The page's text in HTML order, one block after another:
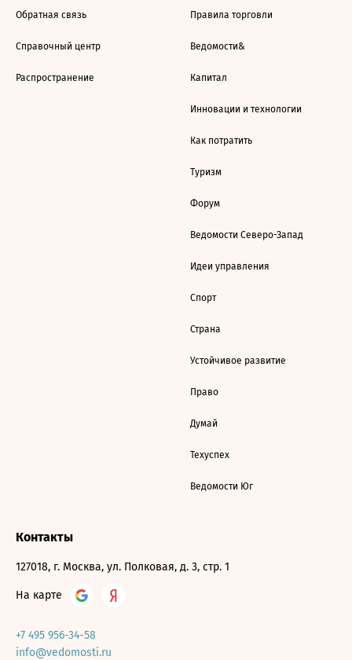
Обратная связь
Справочный центр
Распространение
Правила торговли
Ведомости&
Капитал
Инновации и технологии
Как потратить
Туризм
Форум
Ведомости Северо-Запад
Идеи управления
Спорт
Страна
Устойчивое развитие
Право
Думай
Техуспех
Ведомости Юг
Контакты
127018, г. Москва, ул. Полковая, д. 3, стр. 1
На карте
+7 495 956-34-58
info@vedomosti.ru